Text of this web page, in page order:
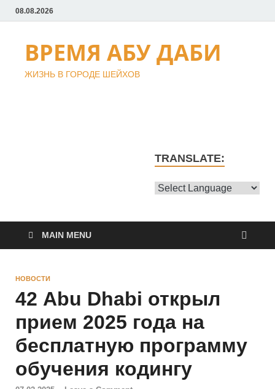
08.08.2026
ВРЕМЯ АБУ ДАБИ
ЖИЗНЬ В ГОРОДЕ ШЕЙХОВ
TRANSLATE:
MAIN MENU
НОВОСТИ
42 Abu Dhabi открыл
прием 2025 года на
бесплатную программу
обучения кодингу